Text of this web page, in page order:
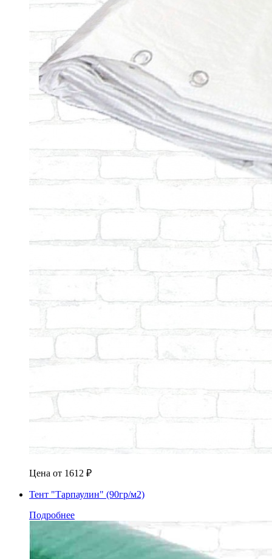
Цена от 1612 ₽
Тент "Тарпаулин" (90гр/м2)
Подробнее